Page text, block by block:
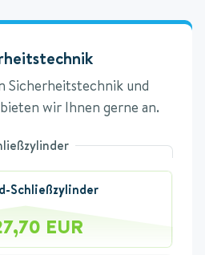
Sicherheitstechnik und
wir Ihnen gerne an.
Schließzylinder
EUR